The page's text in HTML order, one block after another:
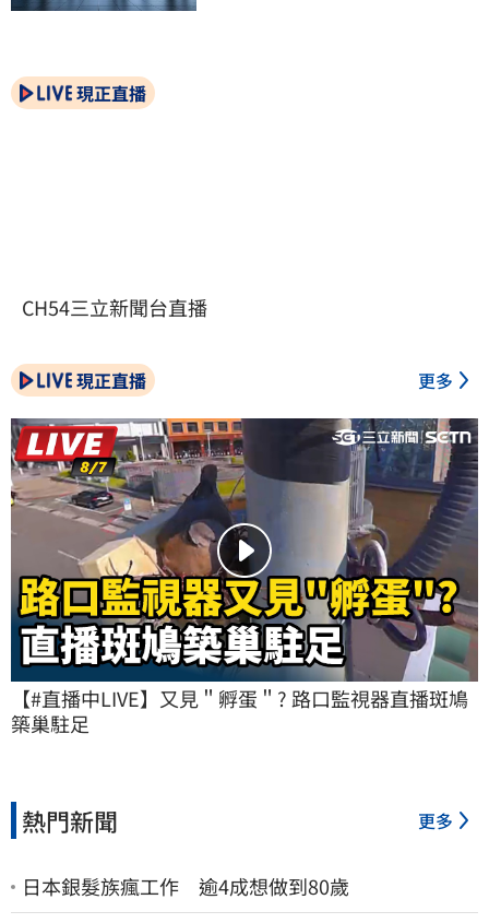
現正直播
CH54三立新聞台直播
現正直播 更多
【#直播中LIVE】又見＂孵蛋＂? 路口監視器直播斑鳩
築巢駐足
熱門新聞 更多
日本銀髮族瘋工作 逾4成想做到80歲